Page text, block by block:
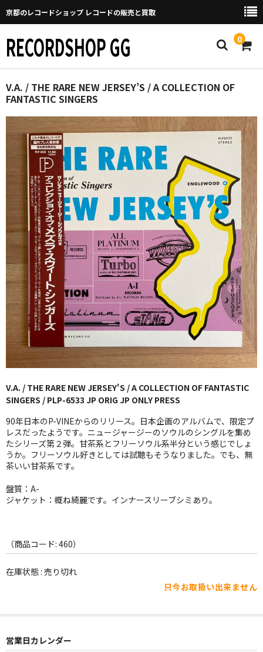
京都のレコードショップ レコードの販売と買取
RECORDSHOP GG 0
Home
GGについて
買取について
取り置きなどについて
Categories
New Arrivals
新譜
GG RECORD （当店のレーベル）
全商品
JAZZ-US
BLUE NOTE
JAZZ-JP
JAZZ-VOCAL
J-POP
FOLK,SSW
その他
7INC
V.A. / THE RARE NEW JERSEY’S / A COLLECTION OF
FANTASTIC SINGERS
V.A. / THE RARE NEW JERSEY'S / A COLLECTION OF FANTASTIC
SINGERS / PLP-6533 JP ORIG JP ONLY PRESS
90年日本のP-VINEからのリリース。日本企画のアルバムで、限定プ
レスだったようです。ニュージャージーのソウルのシングルを集め
たシリーズ第２弾。甘茶系とフリーソウル系半分という感じでしょ
うか。フリーソウル好きとしては試聴もそうなりました。でも、無
茶いい甘茶系です。
盤質：A-
ジャケット：概ね綺麗です。インナースリーブシミあり。
（商品コード: 460）
在庫状態 : 売り切れ
只今お取扱い出来ません
営業日カレンダー